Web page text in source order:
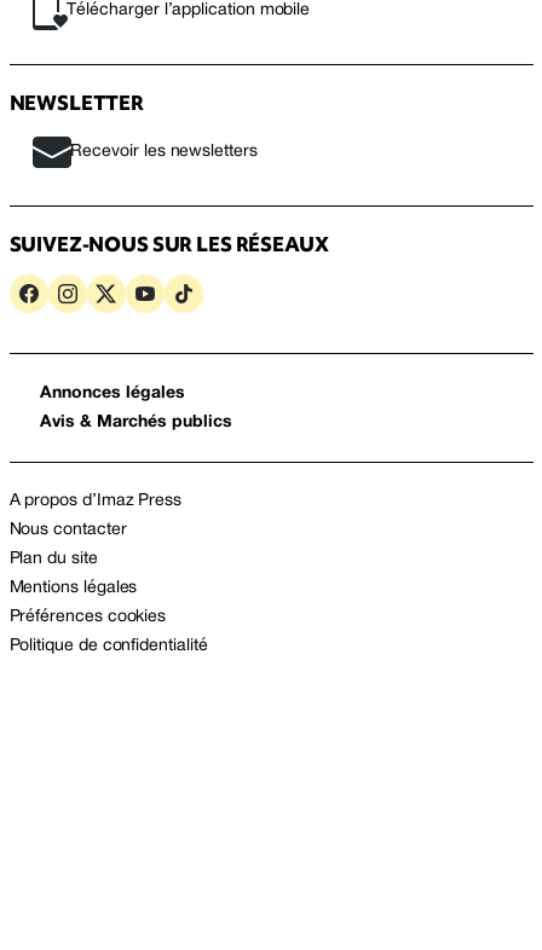
Télécharger l’application mobile
NEWSLETTER
Recevoir les newsletters
SUIVEZ-NOUS SUR LES RÉSEAUX
Annonces légales
Avis & Marchés publics
A propos d’Imaz Press
Nous contacter
Plan du site
Mentions légales
Préférences cookies
Politique de confidentialité